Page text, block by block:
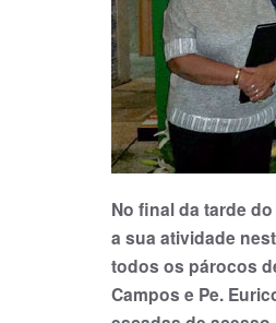
No final da tarde
a sua atividade
todos os párocos
Campos e Pe.